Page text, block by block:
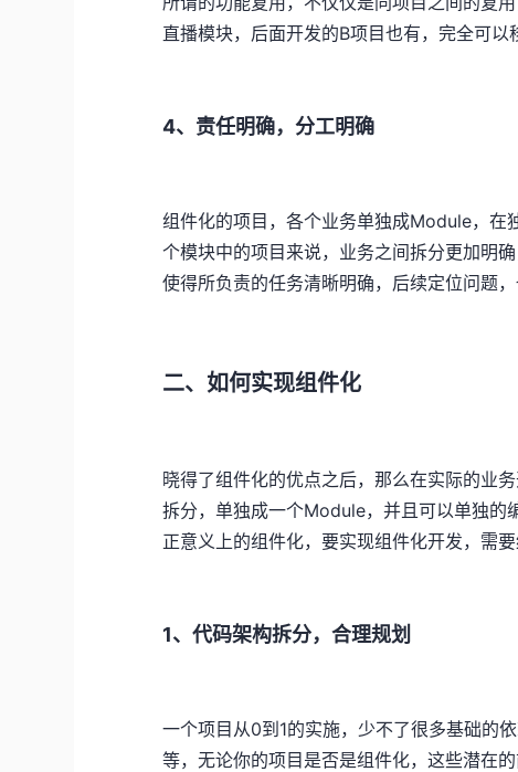
直播模块，后面开发的B项目也有，完全可以
4、责任明确，分工明确
组件化的项目，各个业务单独成Module，
个模块中的项目来说，业务之间拆分更加明
使得所负责的任务清晰明确，后续定位问题
二、如何实现组件化
晓得了组件化的优点之后，那么在实际的业
拆分，单独成一个Module，并且可以单独的
正意义上的组件化，要实现组件化开发，需
1、代码架构拆分，合理规划
一个项目从0到1的实施，少不了很多基础的
等，无论你的项目是否是组件化，这些潜在